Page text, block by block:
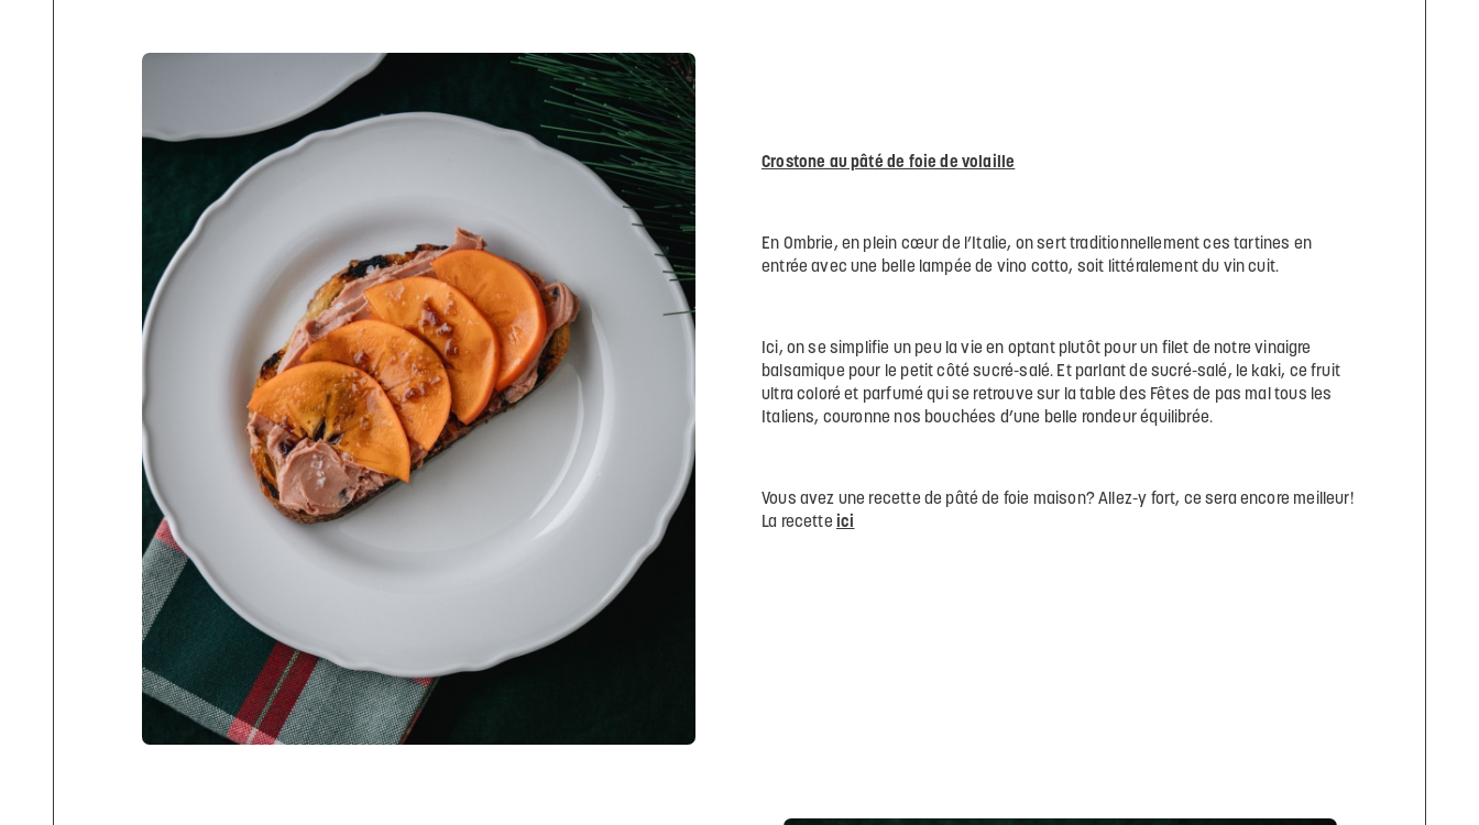
Crostone au pâté de foie de volaille
En Ombrie, en plein cœur de l’Italie, on sert traditionnellement ces tartines en
entrée avec une belle lampée de vino cotto, soit littéralement du vin cuit.
Ici, on se simplifie un peu la vie en optant plutôt pour un filet de notre vinaigre
balsamique pour le petit côté sucré-salé. Et parlant de sucré-salé, le kaki, ce fruit
ultra coloré et parfumé qui se retrouve sur la table des Fêtes de pas mal tous les
Italiens, couronne nos bouchées d’une belle rondeur équilibrée.
Vous avez une recette de pâté de foie maison? Allez-y fort, ce sera encore meilleur!
La recette ici